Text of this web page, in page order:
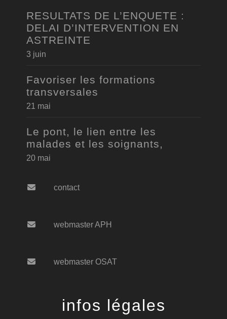
RESULTATS DE L’ENQUETE :
DELAI D’INTERVENTION EN
ASTREINTE
3 juin
Favoriser les formations
transversales
21 mai
Le pont, le lien entre les
malades et les soignants,
20 mai
contact
webmaster APH
webmaster OSAT
infos légales